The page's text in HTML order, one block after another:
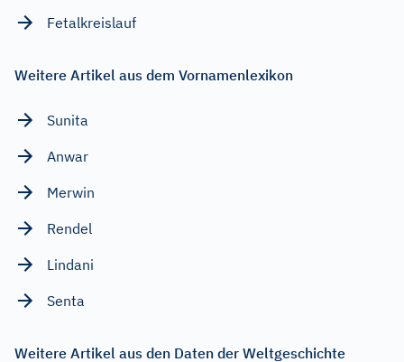
Fetalkreislauf
Weitere Artikel aus dem Vornamenlexikon
Sunita
Anwar
Merwin
Rendel
Lindani
Senta
Weitere Artikel aus den Daten der Weltgeschichte